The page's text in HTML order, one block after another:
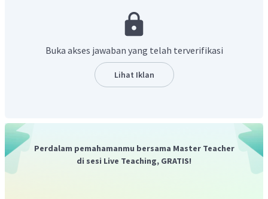
Persatuan Islam, dan Anshor Nahdatul Ulama.
Berdasarkan penjelasan tersebut, jawaban yang tepat
Buka akses jawaban yang telah terverifikasi
Lihat Iklan
Perdalam pemahamanmu bersama Master Teacher
di sesi Live Teaching, GRATIS!